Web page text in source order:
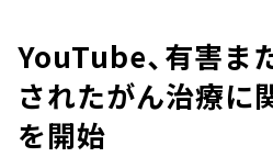
YouTube、有害ま
されたがん治療に
を開始